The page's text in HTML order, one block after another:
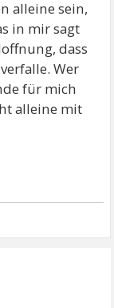
alleine sein,
in mir sagt
dass
Wer
für mich
alleine mit